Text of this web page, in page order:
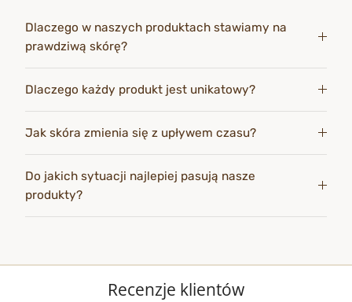
Dlaczego w naszych produktach stawiamy na
prawdziwą skórę?
Dlaczego każdy produkt jest unikatowy?
Jak skóra zmienia się z upływem czasu?
Do jakich sytuacji najlepiej pasują nasze
produkty?
Recenzje klientów